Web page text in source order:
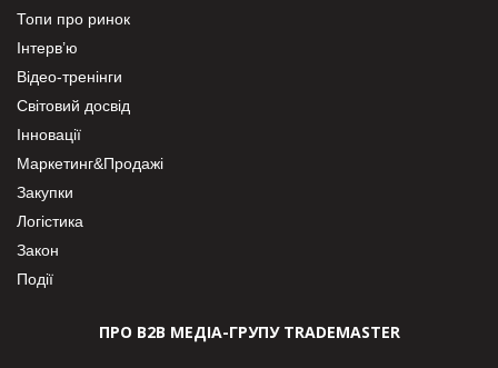
Топи про ринок
Інтерв’ю
Відео-тренінги
Світовий досвід
Інновації
Маркетинг&Продажі
Закупки
Логістика
Закон
Події
ПРО В2В МЕДІА-ГРУПУ TRADEMASTER